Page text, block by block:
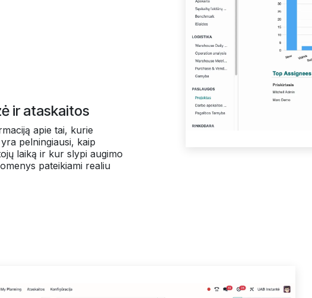
ir ataskaitos
apie tai, kurie
pelningiausi, kaip
laiką ir kur slypi augimo
pateikiami realiu